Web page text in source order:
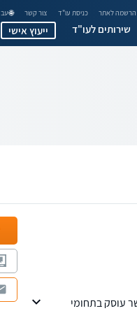
הרשמה לאתר כניסת עו"ד צור קשר 🌐 עב
שירותים לעו"ד ייעוץ אישי
עוסק בתחומי